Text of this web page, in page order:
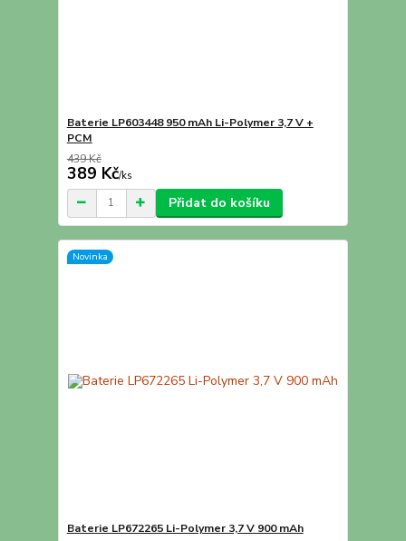
Baterie LP603448 950 mAh Li-Polymer 3,7 V +
PCM
439 Kč
389 Kč/ks
Přidat do košíku
Novinka
Baterie LP672265 Li-Polymer 3,7 V 900 mAh